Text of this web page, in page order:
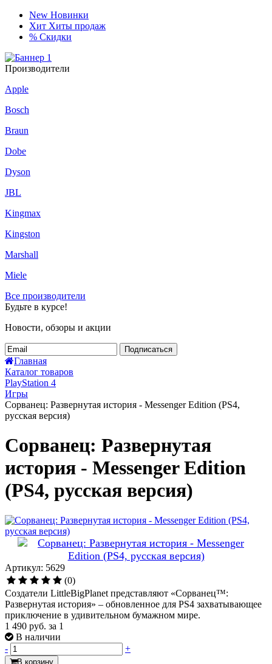
New Новинки
Хит Хиты продаж
% Скидки
Производители
Apple
Bosch
Braun
Dobe
Dyson
JBL
Kingmax
Kingston
Marshall
Miele
Все производители
Будьте в курсе!
Новости, обзоры и акции
Подписаться
Главная
Каталог товаров
PlayStation 4
Игры
Сорванец: Развернутая история - Messenger Edition (PS4,
русская версия)
Сорванец: Развернутая
история - Messenger Edition
(PS4, русская версия)
Артикул: 5629
(0)
Создатели LittleBigPlanet представляют «Сорванец™:
Развернутая история» – обновленное для PS4 захватывающее
приключение в удивительном бумажном мире.
1 490 руб. за 1
В наличии
-
+
В корзину